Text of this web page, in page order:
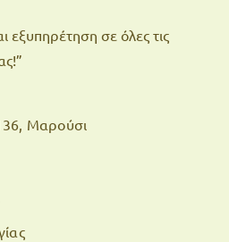
εξυπηρέτηση σε όλες τις
Μαρούσι